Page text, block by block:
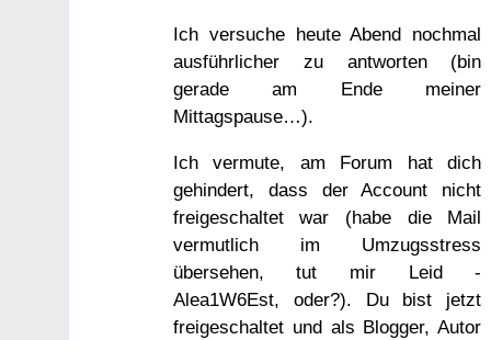
Ich versuche heute Abend nochmal
ausführlicher zu antworten (bin
gerade am Ende meiner
Mittagspause…).
Ich vermute, am Forum hat dich
gehindert, dass der Account nicht
freigeschaltet war (habe die Mail
vermutlich im Umzugsstress
übersehen, tut mir Leid -
Alea1W6Est, oder?). Du bist jetzt
freigeschaltet und als Blogger, Autor